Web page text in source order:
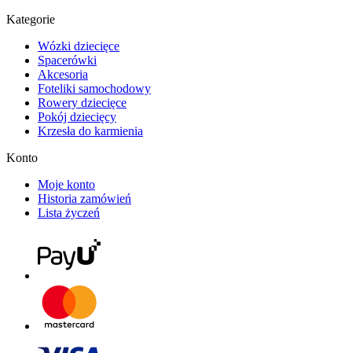
Kategorie
Wózki dziecięce
Spacerówki
Akcesoria
Foteliki samochodowy
Rowery dziecięce
Pokój dziecięcy
Krzesła do karmienia
Konto
Moje konto
Historia zamówień
Lista życzeń